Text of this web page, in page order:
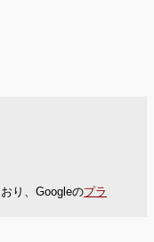
り、Googleのプラ